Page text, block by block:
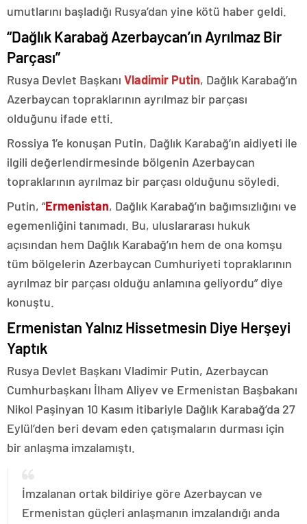
umutlarını başladığı Rusya’dan yine kötü haber geldi.
“Dağlık Karabağ Azerbaycan’ın Ayrılmaz Bir
Parçası”
Rusya Devlet Başkanı Vladimir Putin, Dağlık Karabağ’ın
Azerbaycan topraklarının ayrılmaz bir parçası
olduğunu ifade etti.
Rossiya 1’e konuşan Putin, Dağlık Karabağ’ın aidiyeti ile
ilgili değerlendirmesinde bölgenin Azerbaycan
topraklarının ayrılmaz bir parçası olduğunu söyledi.
Putin, “Ermenistan, Dağlık Karabağ’ın bağımsızlığını ve
egemenliğini tanımadı. Bu, uluslararası hukuk
açısından hem Dağlık Karabağ’ın hem de ona komşu
tüm bölgelerin Azerbaycan Cumhuriyeti topraklarının
ayrılmaz bir parçası olduğu anlamına geliyordu” diye
konuştu.
Ermenistan Yalnız Hissetmesin Diye Herşeyi
Yaptık
Rusya Devlet Başkanı Vladimir Putin, Azerbaycan
Cumhurbaşkanı İlham Aliyev ve Ermenistan Başbakanı
Nikol Paşinyan 10 Kasım itibariyle Dağlık Karabağ’da 27
Eylül’den beri devam eden çatışmaların durması için
bir anlaşma imzalamıştı.
İmzalanan ortak bildiriye göre Azerbaycan ve
Ermenistan güçleri anlaşmanın imzalandığı anda